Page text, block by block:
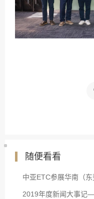
随便看看
中亚ETC参展华南（
2019年度新闻大事记